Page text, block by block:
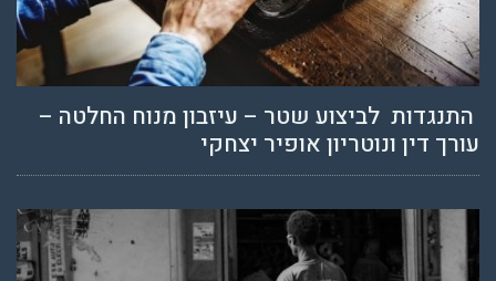
התנגדות לביצוע שטר – עיזבון מנוח החלטה –
עורך דין ונוטריון אופיר יצחקי